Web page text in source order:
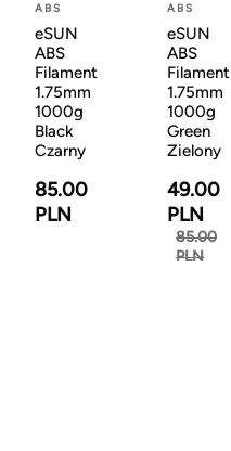
ABS
eSUN
ABS
Filament
1.75mm
1000g
Black
Czarny
85.00
PLN
ABS
eSUN
ABS
Filament
1.75mm
1000g
Green
Zielony
49.00
PLN
85.00
PLN